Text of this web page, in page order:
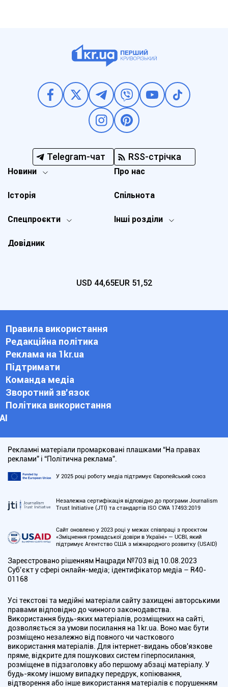
Telegram-чат RSS-стрічка
Новини
Спецпроєкти Інші розділи
Історія
Про нас
Довідник
Спільнота
USD 44,65EUR 51,52
Правила використання
Редакційна політика
Реклама на 1kr.ua
Підтримати
Команда медіа
Зворотний зв'язок
Політика використання
АІ
Рекламні матеріали промарковані плашками “На правах
реклами” і “Політична реклама”.
У 2025 році роботу медіа підтримує Європейський союз
Незалежна сертифікація відповідно до програми Journalism
Trust Initiative (JTI) та стандартів ISO CWA 17493:2019
Сайт оновлено у 2023 році у межах співпраці з проєктом
«Зміцнення громадської довіри в Україні» — UCBI, який
підтримує Агентство США з міжнародного розвитку (USAID)
Зареєстровано рішенням Нацради №703 від 10.08.2023
Cуб’єкт у сфері онлайн-медіа; ідентифікатор медіа – R40-
01168
Усі текстові та медійні матеріали сайту захищені авторськими
правами відповідно до чинного законодавства.
Використання будь-яких матеріалів, розміщених на сайті,
дозволяється за умови посилання на 1kr.ua. Воно має бути
розміщено незалежно від повного чи часткового
використання матеріалів. Для інтернет-видань обов'язкове
пряме, відкрите для пошукових систем гіперпосилання,
розміщене в підзаголовку або першому абзаці матеріалу. У
будь-якому іншому випадку передрук, копіювання,
відтворення або інше використання матеріалів є порушенням